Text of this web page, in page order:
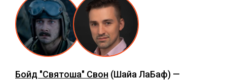
Бойд "Святоша" Свон (Шайа ЛаБаф) —